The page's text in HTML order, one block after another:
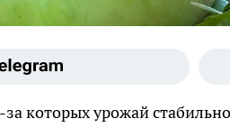
которых урожай